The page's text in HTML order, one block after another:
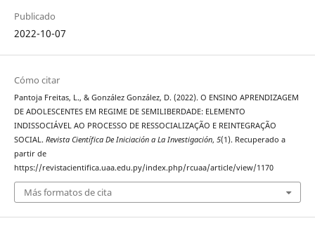
Publicado
2022-10-07
Cómo citar
Pantoja Freitas, L., & González González, D. (2022). O ENSINO APRENDIZAGEM
DE ADOLESCENTES EM REGIME DE SEMILIBERDADE: ELEMENTO
INDISSOCIÁVEL AO PROCESSO DE RESSOCIALIZAÇÃO E REINTEGRAÇÃO
SOCIAL. Revista Científica De Iniciación a La Investigación, 5(1). Recuperado a
partir de
https://revistacientifica.uaa.edu.py/index.php/rcuaa/article/view/1170
Más formatos de cita